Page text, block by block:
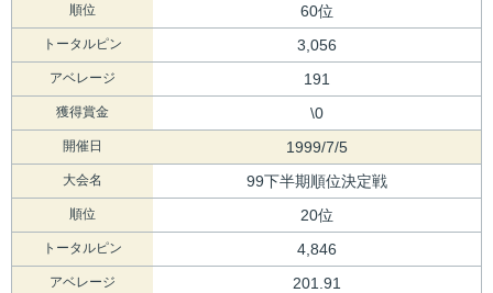
順位 60位
トータルピン 3,056
アベレージ 191
獲得賞金 \0
開催日 1999/7/5
大会名 99下半期順位決定戦
順位 20位
トータルピン 4,846
アベレージ 201.91